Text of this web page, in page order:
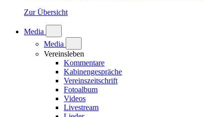
Zur Übersicht
Media
Media
Vereinsleben
Kommentare
Kabinengespräche
Vereinszeitschrift
Fotoalbum
Videos
Livestream